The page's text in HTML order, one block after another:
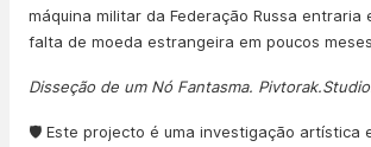
máquina militar da Federação Russa entraria
falta de moeda estrangeira em poucos
Disseção de um Nó Fantasma.
🛡️ Este projecto é uma investigação artística